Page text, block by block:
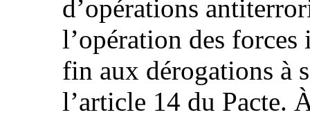
d’opérations
l’opération des
fin aux dérogations à
l’article 14 du Pacte.